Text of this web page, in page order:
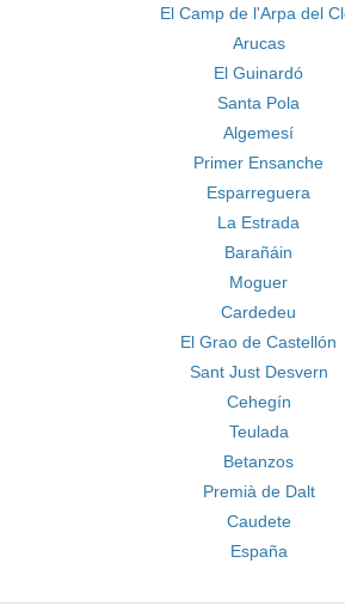
El Camp de l'Arpa del
Arucas
El Guinardó
Santa Pola
Algemesí
Primer Ensanche
Esparreguera
La Estrada
Barañáin
Moguer
Cardedeu
El Grao de Castellón
Sant Just Desvern
Cehegín
Teulada
Betanzos
Premià de Dalt
Caudete
España